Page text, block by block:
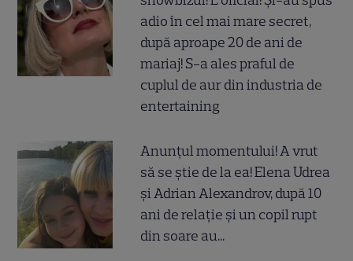
adio în cel mai mare secret,
după aproape 20 de ani de
mariaj! S-a ales praful de
cuplul de aur din industria de
entertaining
Anunțul momentului! A vrut
să se știe de la ea! Elena Udrea
și Adrian Alexandrov, după 10
ani de relație și un copil rupt
din soare au...